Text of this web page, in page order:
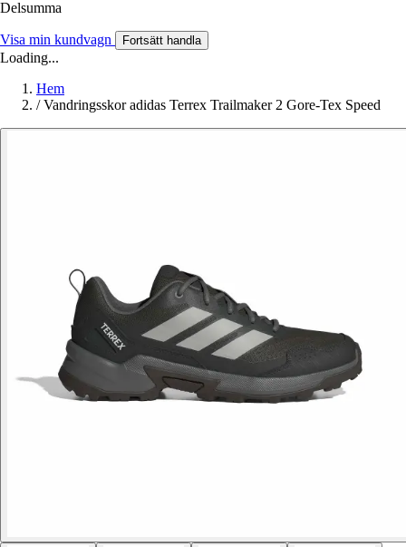
Delsumma
Visa min kundvagn Fortsätt handla
Loading...
Hem
/ Vandringsskor adidas Terrex Trailmaker 2 Gore-Tex Speed